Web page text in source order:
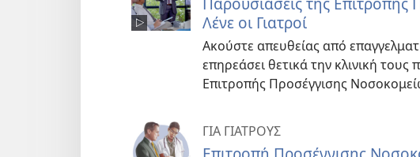
Λένε οι Γιατροί
Ακούστε απευθείας από
επηρεάσει θετικά την κλινική τους
Επιτροπής Προσέγγισης
ΓΙΑ ΓΙΑΤΡΟΥΣ